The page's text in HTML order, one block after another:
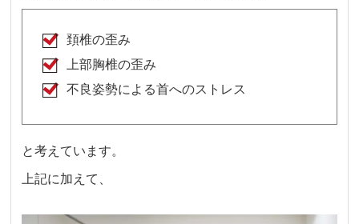
頚椎の歪み
上部胸椎の歪み
不良姿勢による首へのストレス
と考えています。
上記に加えて、